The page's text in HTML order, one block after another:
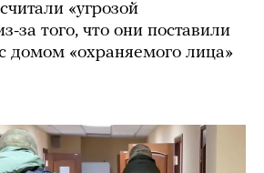
«угрозой
за того, что они поставили
домом «охраняемого лица»